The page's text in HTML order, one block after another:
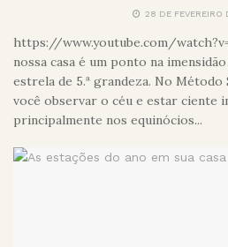
28 DE FEVEREIRO
https://www.youtube.com/
nossa casa é um ponto na
estrela de 5.ª grandeza. No
você observar o céu e estar ciente
principalmente nos equinócios...